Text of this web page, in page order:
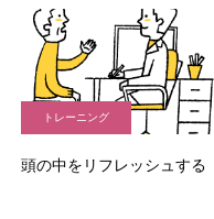
トレーニング
頭の中をリフレッシュする